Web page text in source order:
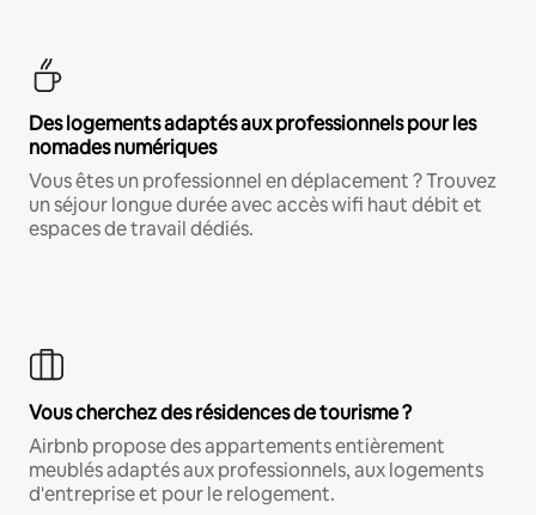
Des logements adaptés aux professionnels pour les
nomades numériques
Vous êtes un professionnel en déplacement ? Trouvez
un séjour longue durée avec accès wifi haut débit et
espaces de travail dédiés.
Vous cherchez des résidences de tourisme ?
Airbnb propose des appartements entièrement
meublés adaptés aux professionnels, aux logements
d'entreprise et pour le relogement.